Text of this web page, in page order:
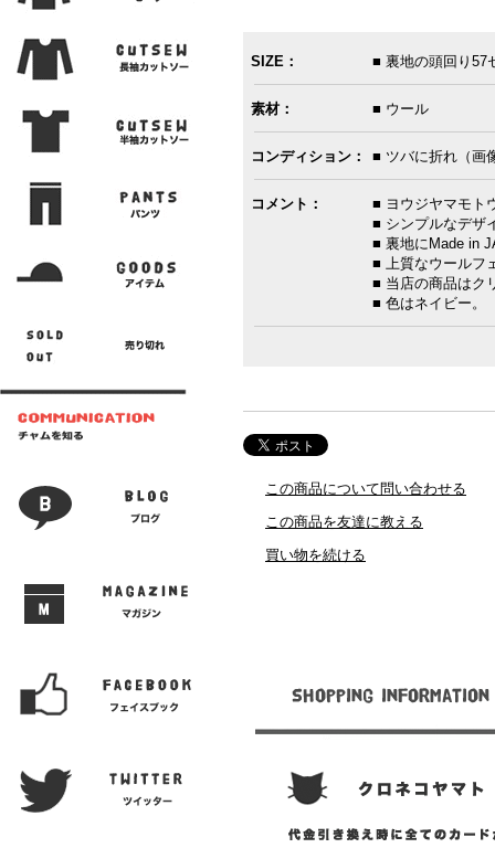
SIZE： ■ 裏地の頭回り
素材： ■ ウール
コンディション： ■ ツバに折れ（画
コメント：
■ ヨウジヤマモト
■ シンプルなデザ
■ 裏地にMade in
■ 上質なウールフ
■ 当店の商品はク
■ 色はネイビー。
この商品について問い合わせる
この商品を友達に教える
買い物を続ける